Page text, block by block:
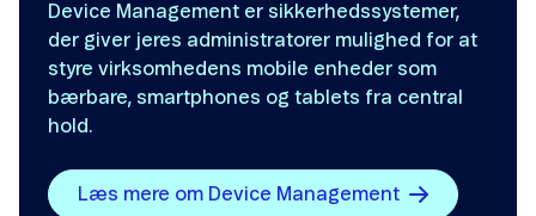
Device Management er sikkerhedssystemer,
der giver jeres administratorer mulighed for at
styre virksomhedens mobile enheder som
bærbare, smartphones og tablets fra central
hold.
Læs mere om Device Management